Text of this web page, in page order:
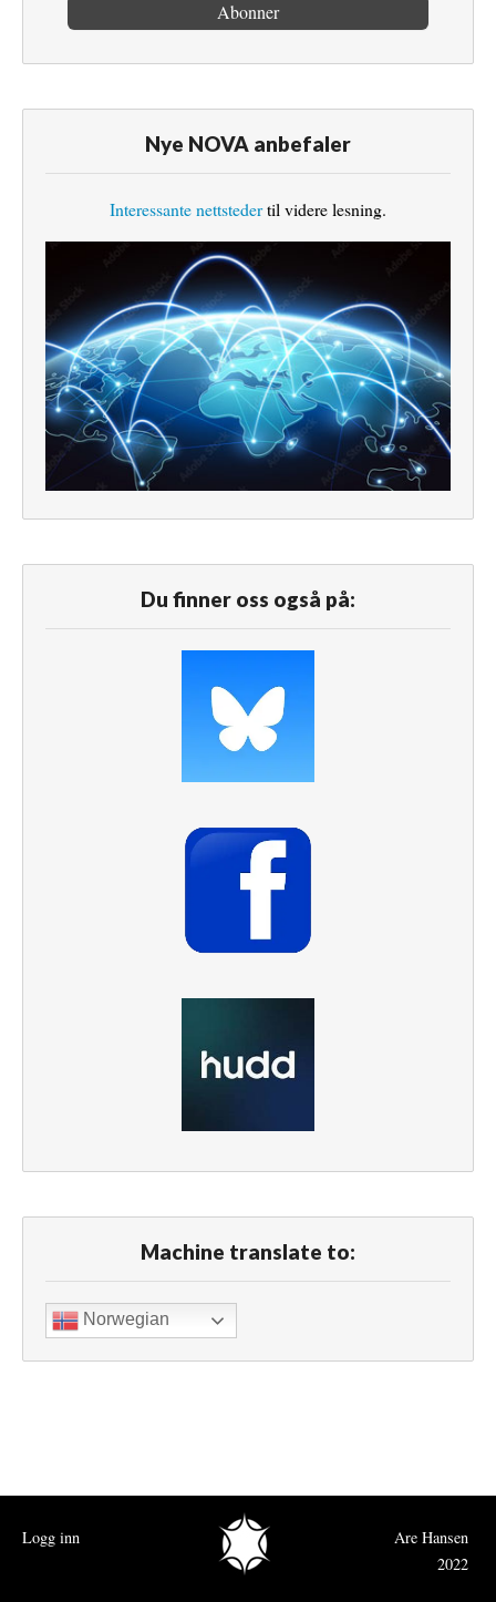
Nye NOVA anbefaler
Interessante nettstedertil videre lesning.
Du finner oss også på:
Machine translate to:
Norwegian
Logg inn
Are Hansen
2022